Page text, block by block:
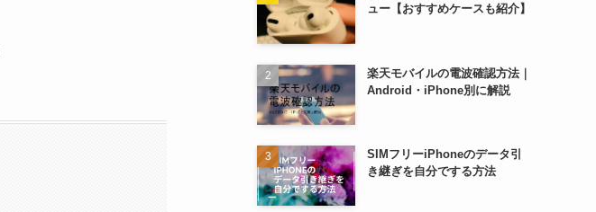
ュー【おすすめケースも紹介】
楽天モバイルの電波確認方法｜
Android・iPhone別に解説
SIMフリーiPhoneのデータ引
き継ぎを自分でする方法